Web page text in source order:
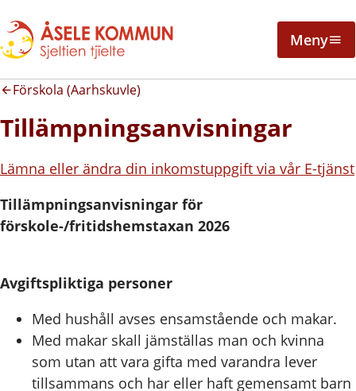
Meny
Förskola (Aarhskuvle)
Tillämpningsanvisningar
Lämna eller ändra din inkomstuppgift via vår E-tjänst
Tillämpningsanvisningar för
förskole-/fritidshemstaxan 2026
Avgiftspliktiga personer
Med hushåll avses ensamstående och makar.
Med makar skall jämställas man och kvinna
som utan att vara gifta med varandra lever
tillsammans och har eller haft gemensamt barn